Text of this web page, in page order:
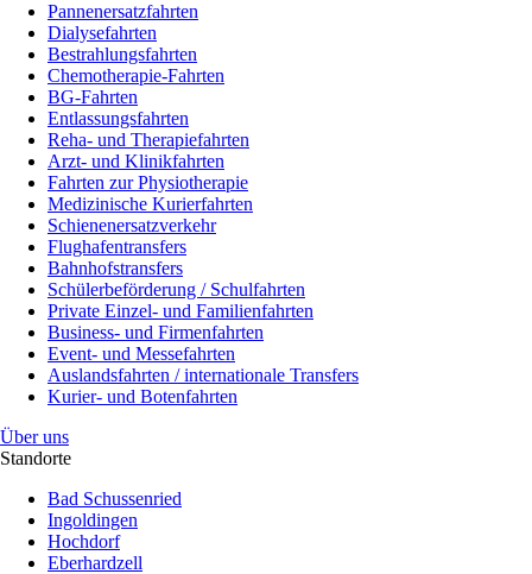
Pannenersatzfahrten
Dialysefahrten
Bestrahlungsfahrten
Chemotherapie-Fahrten
BG-Fahrten
Entlassungsfahrten
Reha- und Therapiefahrten
Arzt- und Klinikfahrten
Fahrten zur Physiotherapie
Medizinische Kurierfahrten
Schienenersatzverkehr
Flughafentransfers
Bahnhofstransfers
Schülerbeförderung / Schulfahrten
Private Einzel- und Familienfahrten
Business- und Firmenfahrten
Event- und Messefahrten
Auslandsfahrten / internationale Transfers
Kurier- und Botenfahrten
Über uns
Standorte
Bad Schussenried
Ingoldingen
Hochdorf
Eberhardzell